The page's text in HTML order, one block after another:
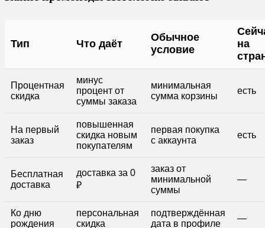
Тип Что даёт
Обычное
условие
на
Процентная
скидка
минус
процент от
суммы заказа
минимальная
сумма корзины
есть
На первый
заказ
повышенная
скидка новым
покупателям
первая покупка
с аккаунта
есть
Бесплатная
доставка
доставка за 0
₽
заказ от
минимальной
суммы
—
Ко дню
рождения
персональная
скидка
подтверждённая
дата в профиле
—